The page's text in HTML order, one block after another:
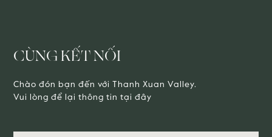
CÙNG KẾT NỐI
Chào đón bạn đến với Thanh Xuan Valley.
Vui lòng để lại thông tin tại đây